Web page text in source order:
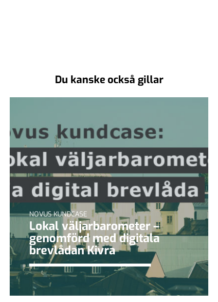
Du kanske också gillar
NOVUS KUNDCASE
Lokal väljarbarometer –
genomförd med digitala
brevlådan Kivra